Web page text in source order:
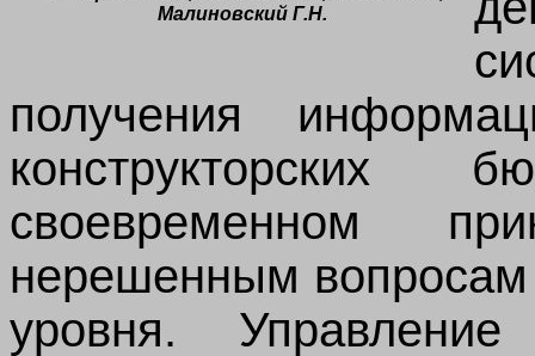
Малиновский Г.Н.
получения
своевременном
нерешенным вопросам
уровня.